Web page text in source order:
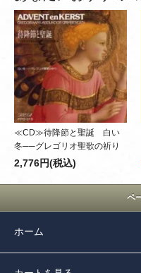
≪CD≫待降節と聖誕 白い
冬──グレゴリオ聖歌の祈り
2,776円(税込)
ペ
ホーム